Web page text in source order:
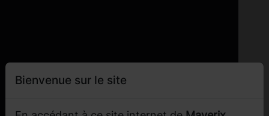
Bienvenue sur le site